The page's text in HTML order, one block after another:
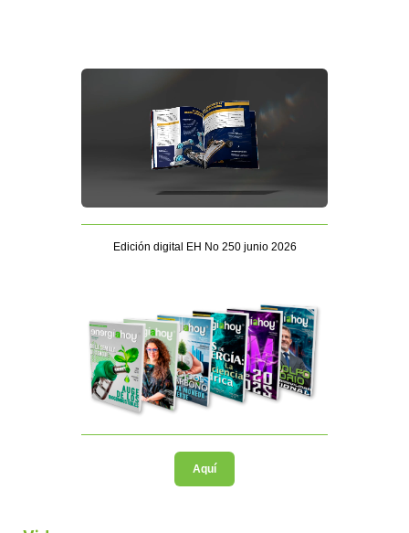
Edición digital EH No 250 junio 2026
Aquí